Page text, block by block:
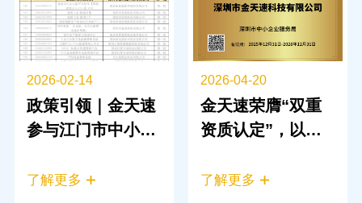
2026-02-14
政策引领｜金天速
参与江门市中小企
试点建设
了解更多
2026-04-20
金天速荣膺“双重
资质认定”，以数
术赋能产业升级
了解更多